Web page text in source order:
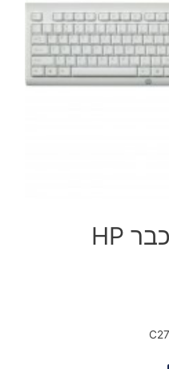
מארז מקלדת+עכבר HP